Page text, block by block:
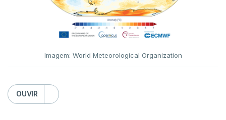
Imagem: World Meteorological Organization
OUVIR